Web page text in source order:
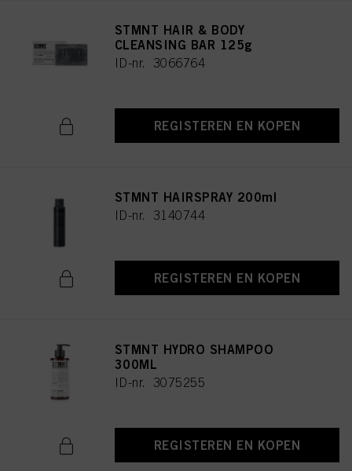
STMNT HAIR & BODY
CLEANSING BAR 125g
ID-nr. 3066764
REGISTEREN EN KOPEN
STMNT HAIRSPRAY 200ml
ID-nr. 3140744
REGISTEREN EN KOPEN
STMNT HYDRO SHAMPOO
300ML
ID-nr. 3075255
REGISTEREN EN KOPEN